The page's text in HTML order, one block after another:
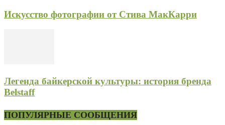
Искусство фотографии от Стива МакКарри
Легенда байкерской культуры: история бренда
Belstaff
ПОПУЛЯРНЫЕ СООБЩЕНИЯ